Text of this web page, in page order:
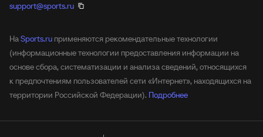
support@sports.ru
НаSports.ru применяются рекомендательные технологии
(информационные технологии предоставления информации на
основе сбора, систематизации и анализа сведений, относящихся
к предпочтениям пользователей сети «Интернет», находящихся на
территории Российской Федерации). Подробнее